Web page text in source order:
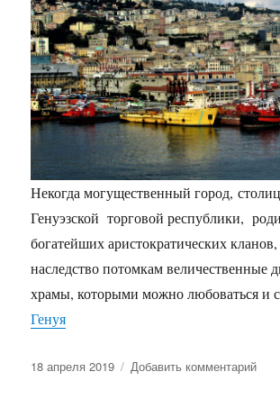
Некогда могущественный город,
Генуэзской торговой республики,
богатейших аристократических
наследство потомкам величественные
храмы, которыми можно любоваться
Генуя
Опубликовано
18 апреля 2019 Добавить комментарийк